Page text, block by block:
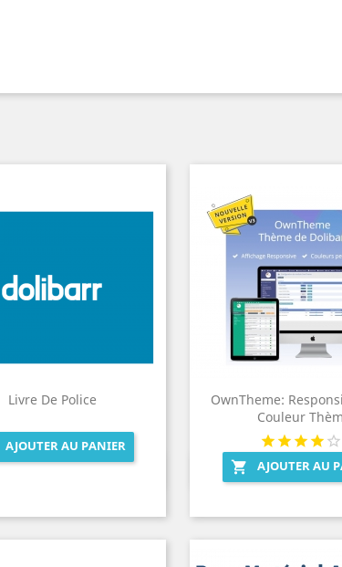
Livre De Police
AJOUTER AU PANIER
OwnTheme:
Couleur
 AJOUTER AU
Aperçu